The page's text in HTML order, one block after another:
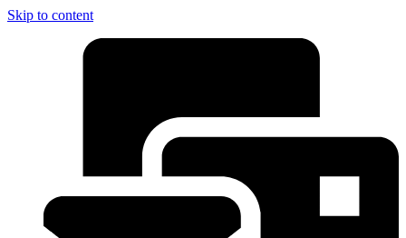
Skip to content